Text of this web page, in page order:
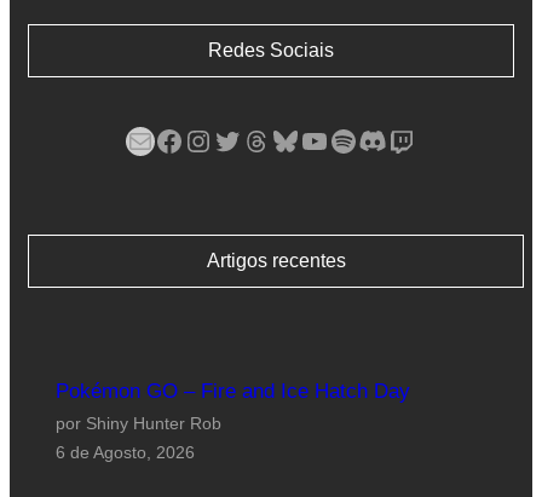
Redes Sociais
Mail Facebook Instagram Twitter Threads Bluesky YouTube Spotify Discord Twitch
Artigos recentes
Pokémon GO – Fire and Ice Hatch Day
por Shiny Hunter Rob
6 de Agosto, 2026